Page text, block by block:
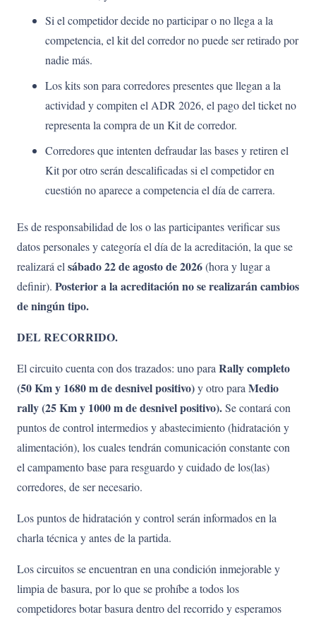
Si el competidor decide no participar o no llega a la
competencia, el kit del corredor no puede ser retirado por
nadie más.
Los kits son para corredores presentes que llegan a la
actividad y compiten el ADR 2026, el pago del ticket no
representa la compra de un Kit de corredor.
Corredores que intenten defraudar las bases y retiren el
Kit por otro serán descalificadas si el competidor en
cuestión no aparece a competencia el día de carrera.
Es de responsabilidad de los o las participantes verificar sus
datos personales y categoría el día de la acreditación, la que se
realizará el sábado 22 de agosto de 2026(hora y lugar a
definir). Posterior a la acreditación no se realizarán cambios
de ningún tipo.
DEL RECORRIDO.
El circuito cuenta con dos trazados: uno para Rally completo
(50 Km y 1680 m de desnivel positivo)y otro para Medio
rally (25 Km y 1000 m de desnivel positivo).Se contará con
puntos de control intermedios y abastecimiento (hidratación y
alimentación), los cuales tendrán comunicación constante con
el campamento base para resguardo y cuidado de los(las)
corredores, de ser necesario.
Los puntos de hidratación y control serán informados en la
charla técnica y antes de la partida.
Los circuitos se encuentran en una condición inmejorable y
limpia de basura, por lo que se prohíbe a todos los
competidores botar basura dentro del recorrido y esperamos